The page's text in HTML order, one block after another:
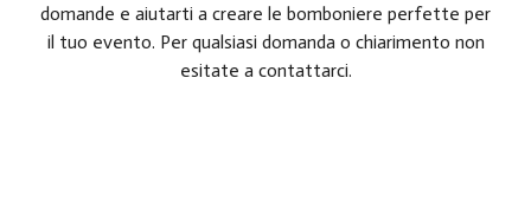
domande e aiutarti a creare le bomboniere perfette per
il tuo evento. Per qualsiasi domanda o chiarimento non
esitate a contattarci.